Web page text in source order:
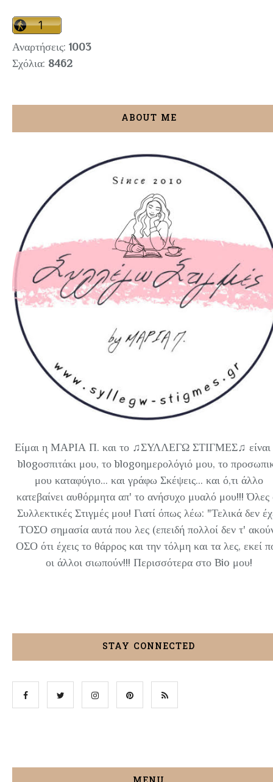
Αναρτήσεις: 1003
Σχόλια: 8462
ABOUT ME
Είμαι η ΜΑΡΙΑ Π. και το ♫ΣΥΛΛΕΓΩ ΣΤΙΓΜΕΣ♫ είναι
blogοσπιτάκι μου, το blogoημερολόγιό μου, το
μου καταφύγιο... και γράφω Σκέψεις... και ό,τι άλλο
κατεβαίνει αυθόρμητα απ' το ανήσυχο μυαλό μου!!! Όλες
Συλλεκτικές Στιγμές μου! Γιατί όπως λέω: "Τελικά δεν
ΤΟΣΟ σημασία αυτά που λες (επειδή πολλοί δεν τ'
ΟΣΟ ότι έχεις το θάρρος και την τόλμη και τα λες, εκεί
οι άλλοι σιωπούν!!! Περισσότερα στο Bio μου!
STAY CONNECTED